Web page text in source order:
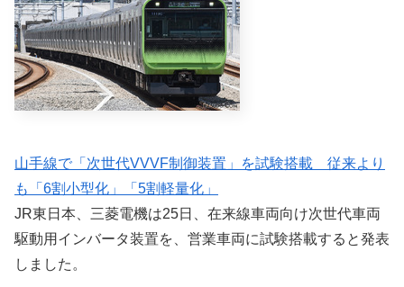
山手線で「次世代VVVF制御装置」を試験搭載 従来より
も「6割小型化」「5割軽量化」
JR東日本、三菱電機は25日、在来線車両向け次世代車両
駆動用インバータ装置を、営業車両に試験搭載すると発表
しました。